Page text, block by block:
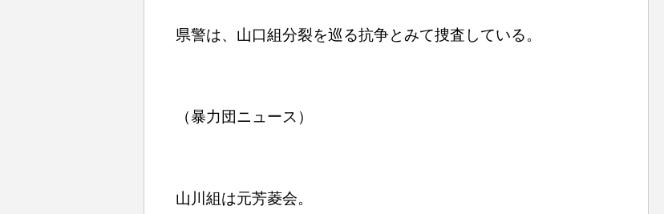
県警は、山口組分裂を巡る抗争とみて捜査している。
（暴力団ニュース）
山川組は元芳菱会。